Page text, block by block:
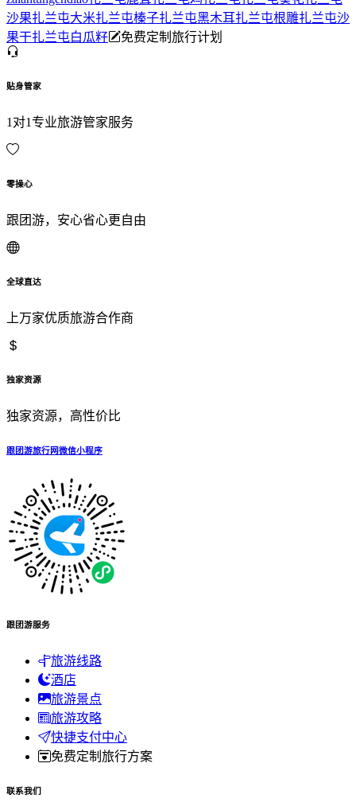
沙果扎兰屯大米扎兰屯榛子扎兰屯黑木耳扎兰屯根雕扎兰屯沙
果干扎兰屯白瓜籽 免费定制旅行计划
贴身管家
1对1专业旅游管家服务
零操心
跟团游，安心省心更自由
全球直达
上万家优质旅游合作商
独家资源
独家资源，高性价比
跟团游旅行网微信小程序
跟团游服务
旅游线路
酒店
旅游景点
旅游攻略
快捷支付中心
免费定制旅行方案
联系我们